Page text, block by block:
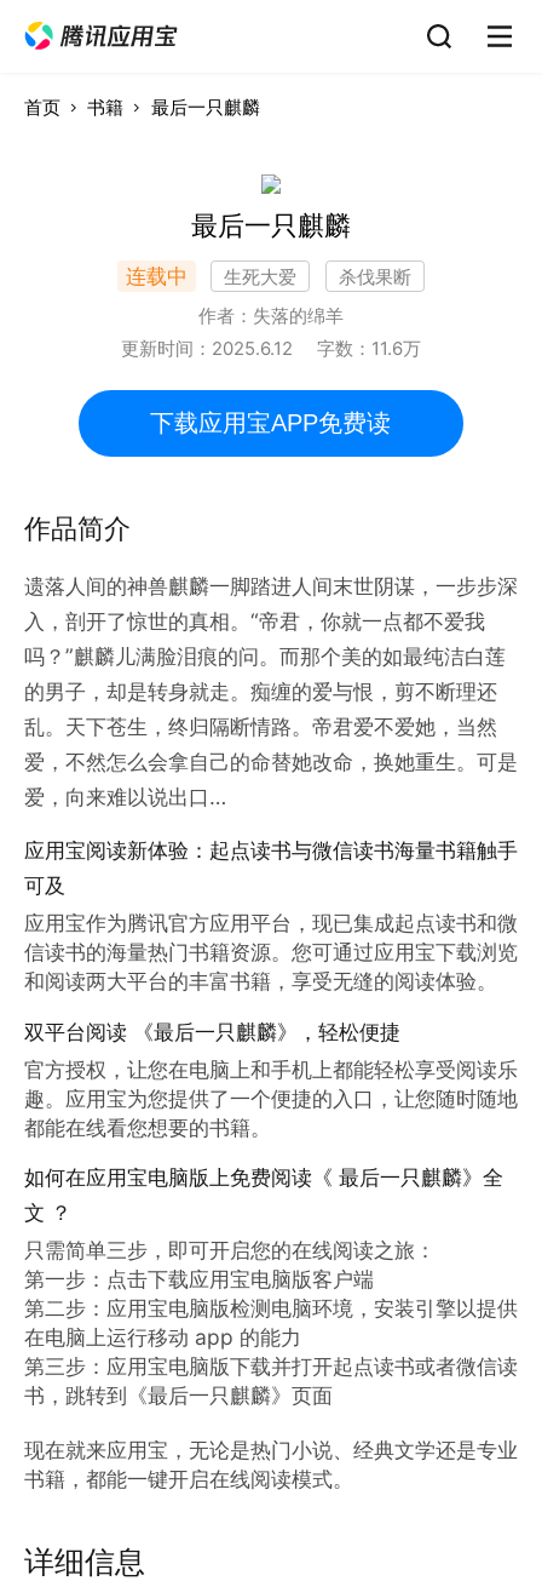
首页 书籍 最后一只麒麟
最后一只麒麟
连载中 生死大爱
杀伐果断
作者： 失落的绵羊
更新时间： 2025.6.12 字数： 11.6万
下载应用宝APP免费读
作品简介
遗落人间的神兽麒麟一脚踏进人间末世阴谋，一步步深
入，剖开了惊世的真相。“帝君，你就一点都不爱我
吗？”麒麟儿满脸泪痕的问。而那个美的如最纯洁白莲
的男子，却是转身就走。痴缠的爱与恨，剪不断理还
乱。天下苍生，终归隔断情路。帝君爱不爱她，当然
爱，不然怎么会拿自己的命替她改命，换她重生。可是
爱，向来难以说出口…
应用宝阅读新体验：起点读书与微信读书海量书籍触手
可及
应用宝作为腾讯官方应用平台，现已集成起点读书和微
信读书的海量热门书籍资源。您可通过应用宝下载浏览
和阅读两大平台的丰富书籍，享受无缝的阅读体验。
双平台阅读 《最后一只麒麟》，轻松便捷
官方授权，让您在电脑上和手机上都能轻松享受阅读乐
趣。应用宝为您提供了一个便捷的入口，让您随时随地
都能在线看您想要的书籍。
如何在应用宝电脑版上免费阅读《 最后一只麒麟》全
文 ？
只需简单三步，即可开启您的在线阅读之旅：
第一步：点击下载应用宝电脑版客户端
第二步：应用宝电脑版检测电脑环境，安装引擎以提供
在电脑上运行移动 app 的能力
第三步：应用宝电脑版下载并打开起点读书或者微信读
书，跳转到《最后一只麒麟》页面
现在就来应用宝，无论是热门小说、经典文学还是专业
书籍，都能一键开启在线阅读模式。
详细信息